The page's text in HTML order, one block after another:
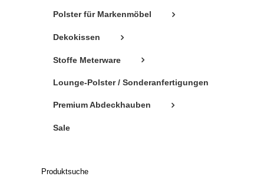
Polster für Markenmöbel
Dekokissen
Stoffe Meterware
Lounge-Polster / Sonderanfertigungen
Premium Abdeckhauben
Sale
Produktsuche